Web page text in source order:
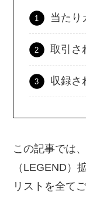
当たり
取引さ
収録さ
この記事では
（LEGEND）
リストを全て